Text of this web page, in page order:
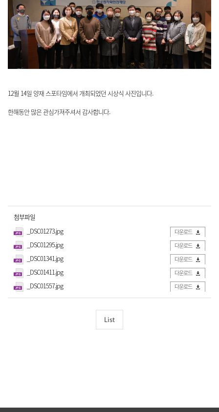
12월 14일 양재 스포타임에서 개최되었던 시상식 사진입니다.
한해동안 많은 관심가져주셔서 감사합니다.
첨부파일
_DSC01273.jpg
다운로드
_DSC01295.jpg 다운로드
_DSC01341.jpg 다운로드
_DSC01411.jpg 다운로드
_DSC01557.jpg 다운로드
List